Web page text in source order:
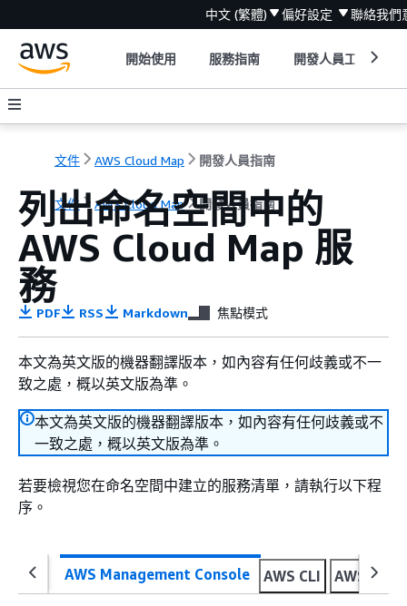
中文 (繁體) 偏好設定 聯絡我們
開始使用 服務指南 開發人員工具
文件 AWS Cloud Map 開發人員指南
文件 AWS Cloud Map 開發人員指南
列出命名空間中的
AWS Cloud Map 服
務
PDF RSS Markdown 焦點模式
本文為英文版的機器翻譯版本，如內容有任何歧義或不一
致之處，概以英文版為準。
本文為英文版的機器翻譯版本，如內容有任何歧義或不
一致之處，概以英文版為準。
若要檢視您在命名空間中建立的服務清單，請執行以下程
序。
AWS Management Console AWS CLI AWS